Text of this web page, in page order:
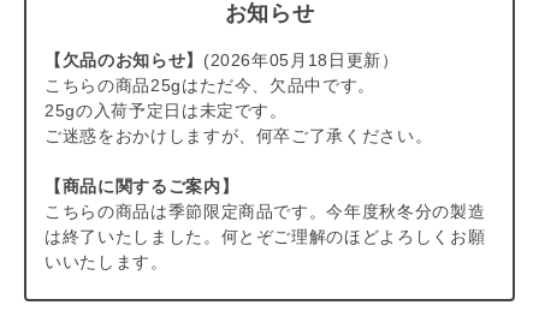
お知らせ
【欠品のお知らせ】 (2026年05月18日更新）
こちらの商品25gはただ今、欠品中です。
25gの入荷予定日は未定です。
ご迷惑をおかけしますが、何卒ご了承ください。
【商品に関するご案内】
こちらの商品は季節限定商品です。今年度秋冬分の製造
は終了いたしました。何とぞご理解のほどよろしくお願
いいたします。